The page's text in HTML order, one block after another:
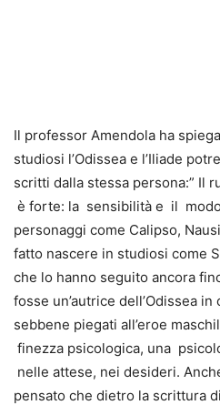
Il professor Amendola ha
studiosi l’Odissea e l’Iliade
scritti dalla stessa persona:” Il
è forte: la sensibilità e il
personaggi come Calipso,
fatto nascere in studiosi come
che lo hanno seguito ancora
fosse un’autrice dell’Odissea
sebbene piegati all’eroe
finezza psicologica, una
nelle attese, nei desideri.
pensato che dietro la scrittura